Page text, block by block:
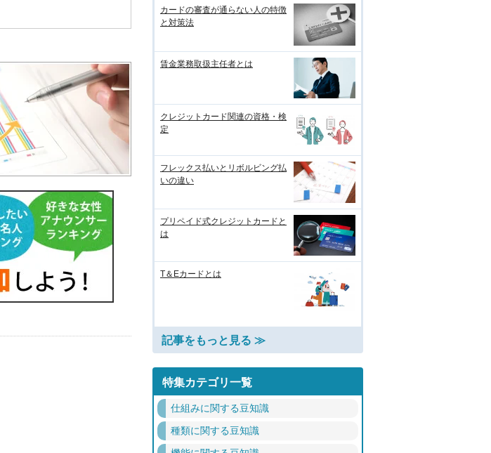
カードの審査が通らない人の特徴
と対策法
賃金業務取扱主任者とは
クレジットカード関連の資格・検
定
フレックス払いとリボルビング払
いの違い
プリペイド式クレジットカードと
は
T＆Eカードとは
記事をもっと見る ≫
特集カテゴリ一覧
仕組みに関する豆知識
種類に関する豆知識